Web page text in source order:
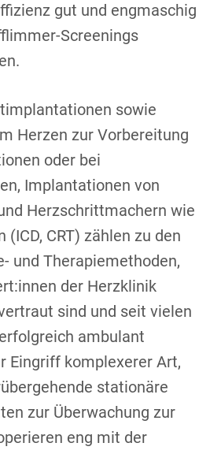
gut und engmaschig
Screenings
sowie
Herzen zur Vorbereitung
oder bei
Implantationen von
Herzschrittmachern wie
CRT) zählen zu den
und Therapiemethoden,
der Herzklinik
sind und seit vielen
ambulant
Eingriff komplexerer Art,
stationäre
zur Überwachung zur
eng mit der